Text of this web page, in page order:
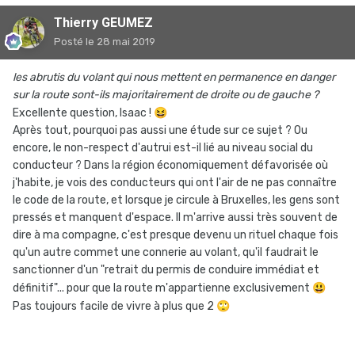
Thierry GEUMEZ
Posté le 28 mai 2019
les abrutis du volant qui nous mettent en permanence en danger
sur la route sont-ils majoritairement de droite ou de gauche ?
Excellente question, Isaac ! 😆
Après tout, pourquoi pas aussi une étude sur ce sujet ? Ou
encore, le non-respect d'autrui est-il lié au niveau social du
conducteur ? Dans la région économiquement défavorisée où
j'habite, je vois des conducteurs qui ont l'air de ne pas connaître
le code de la route, et lorsque je circule à Bruxelles, les gens sont
pressés et manquent d'espace. Il m'arrive aussi très souvent de
dire à ma compagne, c'est presque devenu un rituel chaque fois
qu'un autre commet une connerie au volant, qu'il faudrait le
sanctionner d'un "retrait du permis de conduire immédiat et
définitif"... pour que la route m'appartienne exclusivement 😃
Pas toujours facile de vivre à plus que 2 🙄